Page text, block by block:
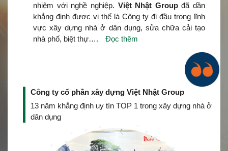
nhiệm với nghề nghiệp. Việt Nhật Groupđã dần
khẳng định được vị thế là Công ty đi đầu trong lĩnh
vực xây dựng nhà ở dân dụng, sửa chữa cải tạo
nhà phố, biệt thự….
Đọc thêm
Công ty cổ phần xây dựng Việt Nhật Group
13 năm khẳng định uy tín TOP 1 trong xây dựng nhà ở
dân dụng